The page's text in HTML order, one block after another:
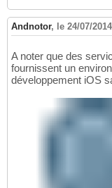
Andnotor, le 24/07/
A noter que des
fournissent un
développement iOS